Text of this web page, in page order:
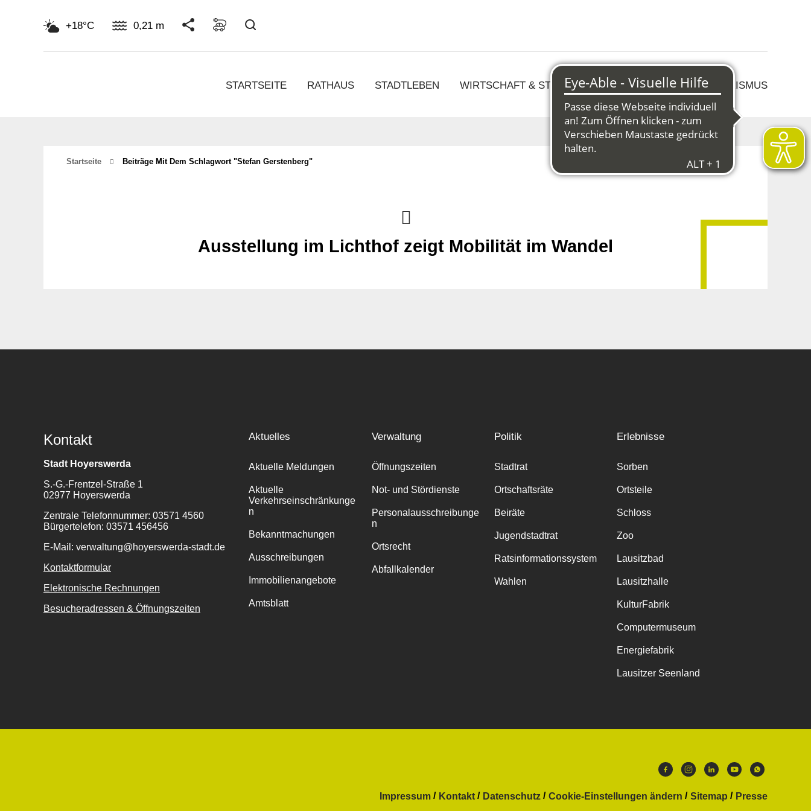
+18°C 0,21 m
STARTSEITE RATHAUS STADTLEBEN WIRTSCHAFT & STRUKTURWANDEL KULTUR & TOURISMUS
Startseite Beiträge Mit Dem Schlagwort "stefan Gerstenberg"
Ausstellung im Lichthof zeigt Mobilität im Wandel
Kontakt
Stadt Hoyerswerda
S.-G.-Frentzel-Straße 1
02977 Hoyerswerda
Zentrale Telefonnummer: 03571 4560
Bürgertelefon: 03571 456456
E-Mail: verwaltung@hoyerswerda-stadt.de
Kontaktformular
Elektronische Rechnungen
Besucheradressen & Öffnungszeiten
Aktuelles
Aktuelle Meldungen
Aktuelle
Verkehrseinschränkunge
n
Bekanntmachungen
Ausschreibungen
Immobilienangebote
Amtsblatt
Verwaltung
Öffnungszeiten
Not- und Stördienste
Personalausschreibunge
n
Ortsrecht
Abfallkalender
Politik
Stadtrat
Ortschaftsräte
Beiräte
Jugendstadtrat
Ratsinformationssystem
Wahlen
Erlebnisse
Sorben
Ortsteile
Schloss
Zoo
Lausitzbad
Lausitzhalle
KulturFabrik
Computermuseum
Energiefabrik
Lausitzer Seenland
Impressum Kontakt Datenschutz Cookie-Einstellungen ändern Sitemap
Presse